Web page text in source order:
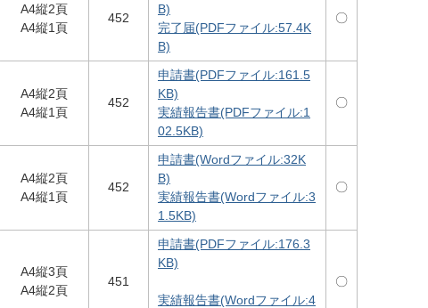
A4縦2頁
A4縦1頁
452
B)
完了届(PDFファイル:57.4K
B)
〇
A4縦2頁
A4縦1頁
452
申請書(PDFファイル:161.5
KB)
実績報告書(PDFファイル:1
02.5KB)
〇
A4縦2頁
A4縦1頁
452
申請書(Wordファイル:32K
B)
実績報告書(Wordファイル:3
1.5KB)
〇
A4縦3頁
A4縦2頁
451
申請書(PDFファイル:176.3
KB)
実績報告書(Wordファイル:4
〇